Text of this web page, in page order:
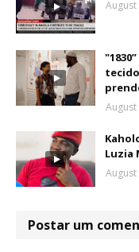
August
August
Luzia
August
Postar um